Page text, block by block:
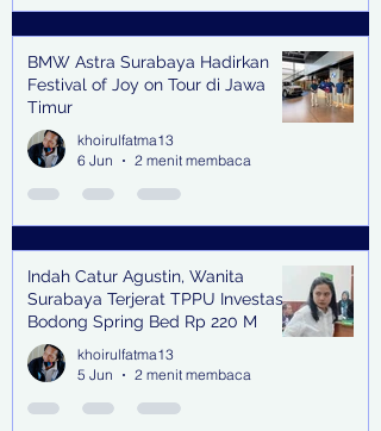
BMW Astra Surabaya Hadirkan
Festival of Joy on Tour di Jawa
Timur
khoirulfatma13
6 Jun
2 menit membaca
Indah Catur Agustin, Wanita
Surabaya Terjerat TPPU Investasi
Bodong Spring Bed Rp 220 M
khoirulfatma13
5 Jun
2 menit membaca